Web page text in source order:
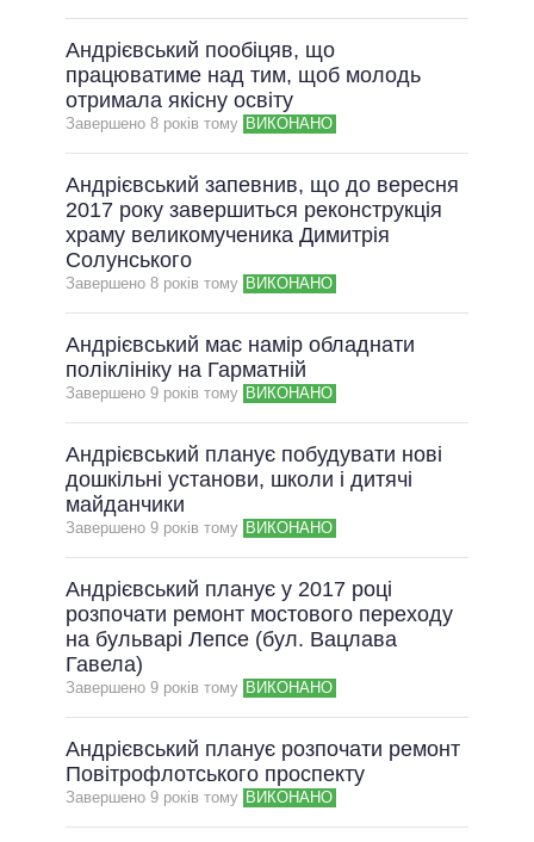
Андрієвський пообіцяв, що
працюватиме над тим, щоб молодь
отримала якісну освіту
Завершено 8 рокiв тому ВИКОНАНО
Андрієвський запевнив, що до вересня
2017 року завершиться реконструкція
храму великомученика Димитрія
Солунського
Завершено 8 рокiв тому ВИКОНАНО
Андрієвський має намір обладнати
поліклініку на Гарматній
Завершено 9 рокiв тому ВИКОНАНО
Андрієвський планує побудувати нові
дошкільні установи, школи і дитячі
майданчики
Завершено 9 рокiв тому ВИКОНАНО
Андрієвський планує у 2017 році
розпочати ремонт мостового переходу
на бульварі Лепсе (бул. Вацлава
Гавела)
Завершено 9 рокiв тому ВИКОНАНО
Андрієвський планує розпочати ремонт
Повітрофлотського проспекту
Завершено 9 рокiв тому ВИКОНАНО